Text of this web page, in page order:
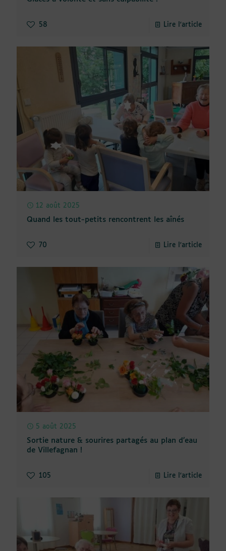
58 Lire l'article
12 août 2025
Quand les tout-petits rencontrent les aînés
70 Lire l'article
5 août 2025
Sortie nature & sourires partagés au plan d’eau
de Villefagnan !
105 Lire l'article